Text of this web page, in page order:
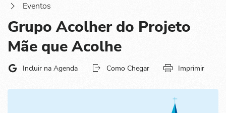
Eventos
Grupo Acolher do Projeto
Mãe que Acolhe
Incluir na Agenda Como Chegar Imprimir